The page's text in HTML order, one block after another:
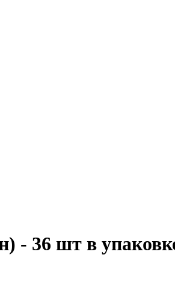
- 36 шт в